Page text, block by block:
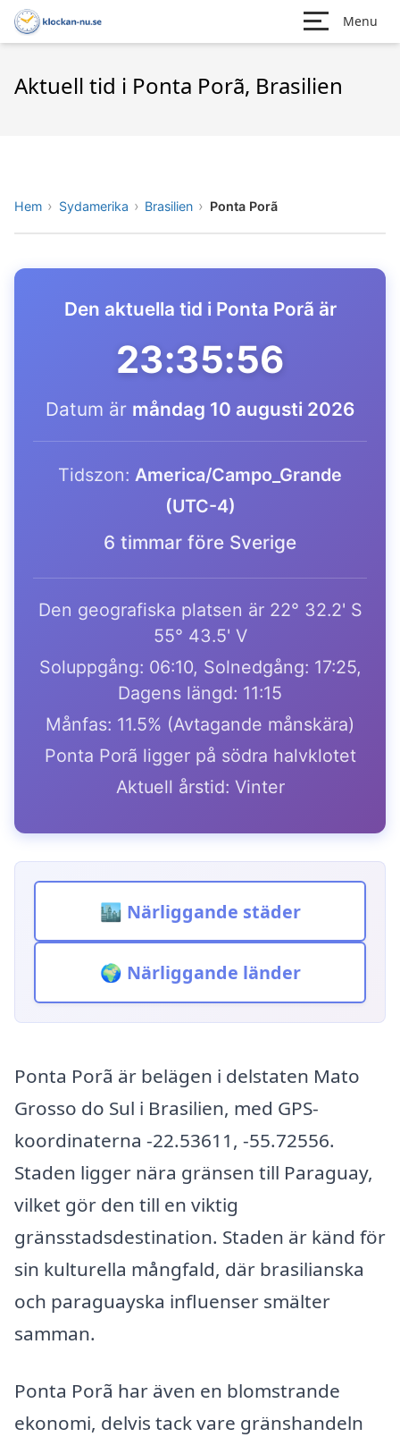
Menu
Aktuell tid i Ponta Porã, Brasilien
Hem Sydamerika Brasilien Ponta Porã
Den aktuella tid i Ponta Porã är
23:35:56
Datum är måndag 10 augusti 2026
Tidszon: America/Campo_Grande
(UTC-4)
6 timmar före Sverige
Den geografiska platsen är 22° 32.2' S
55° 43.5' V
Soluppgång: 06:10, Solnedgång: 17:25,
Dagens längd: 11:15
Månfas: 11.5% (Avtagande månskära)
Ponta Porã ligger på södra halvklotet
Aktuell årstid: Vinter
🏙️ Närliggande städer
🌍 Närliggande länder
Ponta Porã är belägen i delstaten Mato
Grosso do Sul i Brasilien, med GPS-
koordinaterna -22.53611, -55.72556.
Staden ligger nära gränsen till Paraguay,
vilket gör den till en viktig
gränsstadsdestination. Staden är känd för
sin kulturella mångfald, där brasilianska
och paraguayska influenser smälter
samman.
Ponta Porã har även en blomstrande
ekonomi, delvis tack vare gränshandeln